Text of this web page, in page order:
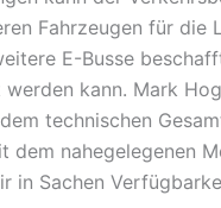
Fahrzeugen für die
E-Busse
kann. Mark
technischen
dem nahegelegenen
in Sachen